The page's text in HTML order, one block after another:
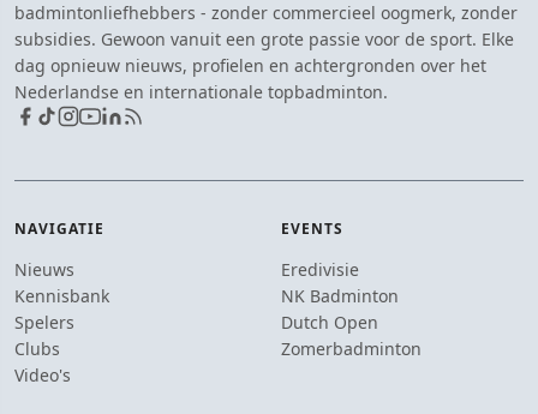
badmintonliefhebbers - zonder commercieel oogmerk, zonder
subsidies. Gewoon vanuit een grote passie voor de sport. Elke
dag opnieuw nieuws, profielen en achtergronden over het
Nederlandse en internationale topbadminton.
NAVIGATIE
Nieuws
Kennisbank
Spelers
Clubs
Video's
EVENTS
Eredivisie
NK Badminton
Dutch Open
Zomerbadminton